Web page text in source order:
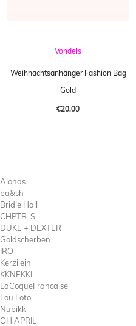
Vondels
Weihnachtsanhänger Fashion Bag
Gold
€20,00
Alohas
ba&sh
Bridie Hall
CHPTR-S
DUKE + DEXTER
Goldscherben
IRO
Kerzilein
KKNEKKI
LaCoqueFrancaise
Lou Loto
Nubikk
OH APRIL